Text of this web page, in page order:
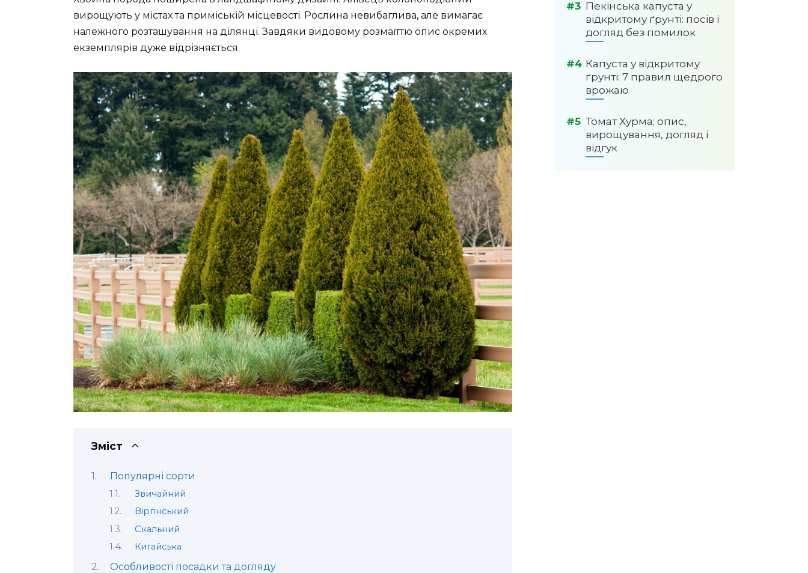
вирощують у містах та приміській місцевості. Рослина невибаглива, але вимагає
належного розташування на ділянці. Завдяки видовому розмаїттю опис окремих
екземплярів дуже відрізняється.
Зміст
Популярні сорти
Звичайний
Віргінський
Скальний
Китайська
Особливості посадки та догляду
Пекінська капуста у
відкритому ґрунті: посів і
догляд без помилок
Капуста у відкритому
ґрунті: 7 правил щедрого
врожаю
Томат Хурма: опис,
вирощування, догляд і
відгук